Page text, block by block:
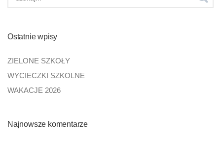
Ostatnie wpisy
ZIELONE SZKOŁY
WYCIECZKI SZKOLNE
WAKACJE 2026
Najnowsze komentarze